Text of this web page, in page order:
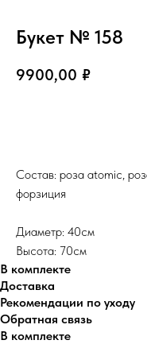
Букет № 158
9900,00 ₽
Состав: роза atomic,
форзиция
Диаметр: 40см
Высота: 70см
В комплекте
Доставка
Рекомендации по уходу
Обратная связь
В комплекте